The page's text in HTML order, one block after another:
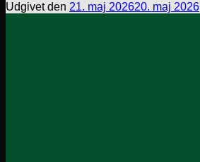
Udgivet den 21. maj 202620. maj 2026